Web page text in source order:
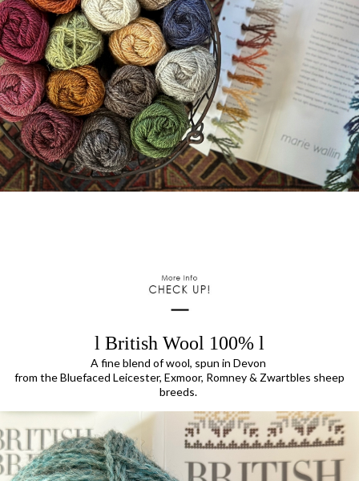
l British Wool 100% l
A fine blend of wool, spun in Devon
from the Bluefaced Leicester, Exmoor, Romney & Zwartbles sheep
breeds.